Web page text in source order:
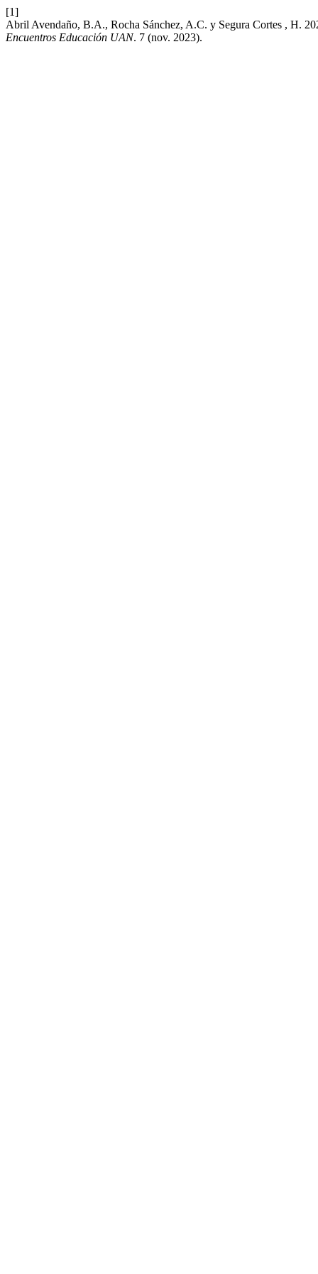
[1]
Abril Avendaño, B.A., Rocha Sánchez, A.C. y Segura Cortes , H.
Encuentros Educación UAN. 7 (nov. 2023).